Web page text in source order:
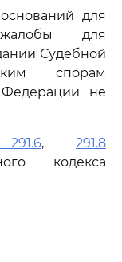
для
для
Судебной
спорам
не
, 291.8
кодекса